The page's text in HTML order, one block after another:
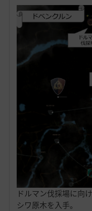
ドルマン伐採場に向
シワ原木を入手。